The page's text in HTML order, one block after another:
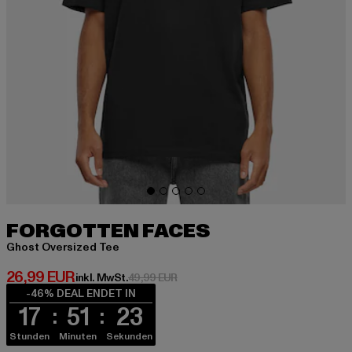
FORGOTTEN FACES
Ghost Oversized Tee
26,99 EUR
Derzeitiger Preis: 26,99 EUR
inkl. MwSt.49,99 EURAktionspreis: 49,99 EUR
-46% DEAL ENDET IN
17
Stunden
51
Minuten
23
Sekunden